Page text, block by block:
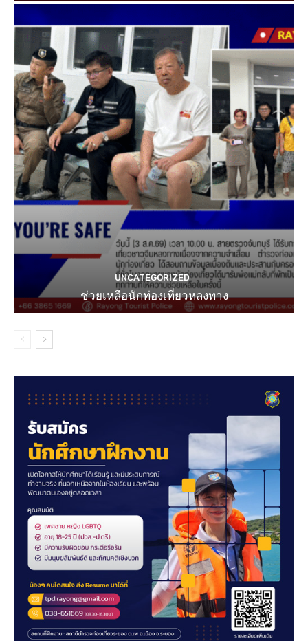
UNCATEGORIZED
ช่วยเหลือนักท่องเที่ยวหลงทาง